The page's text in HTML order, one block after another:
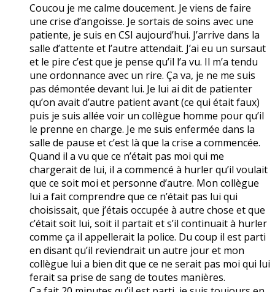
Coucou je me calme doucement. Je viens de faire
une crise d’angoisse. Je sortais de soins avec une
patiente, je suis en CSI aujourd’hui. J’arrive dans la
salle d’attente et l’autre attendait. J’ai eu un sursaut
et le pire c’est que je pense qu’il l’a vu. Il m’a tendu
une ordonnance avec un rire. Ça va, je ne me suis
pas démontée devant lui. Je lui ai dit de patienter
qu’on avait d’autre patient avant (ce qui était faux)
puis je suis allée voir un collègue homme pour qu’il
le prenne en charge. Je me suis enfermée dans la
salle de pause et c’est là que la crise a commencée.
Quand il a vu que ce n’était pas moi qui me
chargerait de lui, il a commencé à hurler qu’il voulait
que ce soit moi et personne d’autre. Mon collègue
lui a fait comprendre que ce n’était pas lui qui
choisissait, que j’étais occupée à autre chose et que
c’était soit lui, soit il partait et s’il continuait à hurler
comme ça il appellerait la police. Du coup il est parti
en disant qu’il reviendrait un autre jour et mon
collègue lui a bien dit que ce ne serait pas moi qui lui
ferait sa prise de sang de toutes manières.